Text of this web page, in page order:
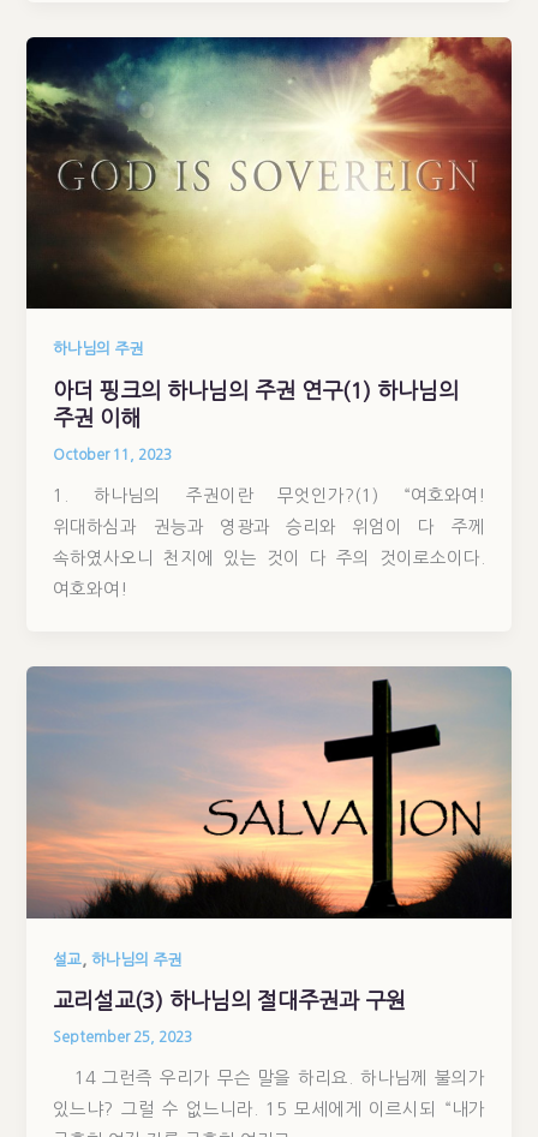
하나님의 주권
아더 핑크의 하나님의 주권 연구(1) 하나님의
주권 이해
October 11, 2023
1. 하나님의 주권이란 무엇인가?(1) “여호와여!
위대하심과 권능과 영광과 승리와 위엄이 다 주께
속하였사오니 천지에 있는 것이 다 주의 것이로소이다.
여호와여!
설교 ,하나님의 주권
교리설교(3) 하나님의 절대주권과 구원
September 25, 2023
14 그런즉 우리가 무슨 말을 하리요. 하나님께 불의가
있느냐? 그럴 수 없느니라. 15 모세에게 이르시되 “내가